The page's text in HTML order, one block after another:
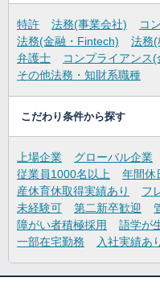
特許 法務(事業会社)
コ
法務(金融・Fintech)
法務(
弁護士
コンプライアンス
その他法務・知財系職種
こだわり条件から探す
上場企業 グローバル企業
従業員1000名以上
年間休
産休育休取得実績あり
フ
未経験可
第二新卒歓迎
障がい者積極採用
語学が
一部在宅勤務
入社実績あ